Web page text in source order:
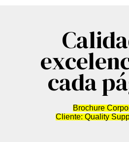
cada
Brochure
Cliente: Quality